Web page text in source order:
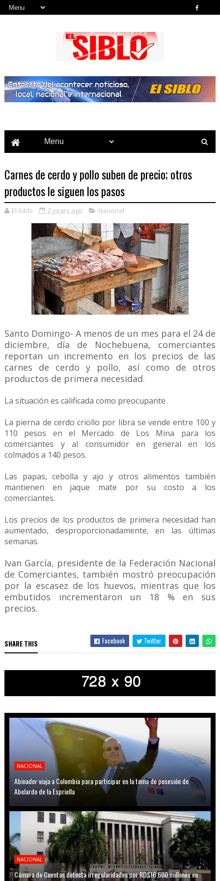
Carnes de cerdo y pollo suben de precio; otros
productos le siguen los pasos
El Siblo 2 years ago Nacional
Santo Domingo- A menos de un mes para el 24 de
diciembre, día de Nochebuena, comerciantes
reportan un incremento en los precios de las
carnes de cerdo y pollo, así como de otros
productos de primera necesidad.
La situación es calificada como preocupante.
La pierna de cerdo criollo por libra se vende entre 100 y
110 pesos en el Mercado de Los Mina para los
comerciantes y al consumidor en general en los
colmados a 140 pesos.
Las papas, cebolla y ajo y otros alimentos también
mantienen en jaque mate por su costo a los
comerciantes.
Los precios de los productos de primera necesidad han
aumentado, desproporcionadamente, en las últimas
semanas.
Ivan García, presidente de la Federación Nacional
de Comerciantes, también mostró preocupación
por la escasez de los huevos, mientras que los
embutidos incrementaron un 18 % en sus
precios.
SHARE THIS Facebook Twitter
NACIONAL
Abinader viaja a Colombia para participar en la toma de posesión de
Abelardo de la Espriella
NACIONAL
Cámara de Cuentas detecta irregularidades por RD$16,600 millones en